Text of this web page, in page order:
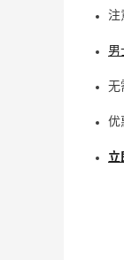
注
男
无
优
立